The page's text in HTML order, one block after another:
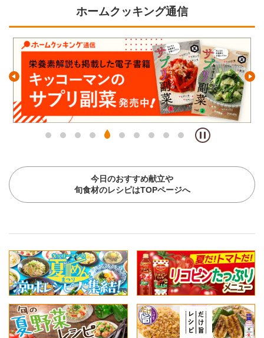
ホームクッキング通信
今日のおすすめ献立や
旬食材のレシピはTOPページへ